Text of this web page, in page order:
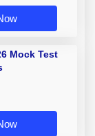
Mock Test